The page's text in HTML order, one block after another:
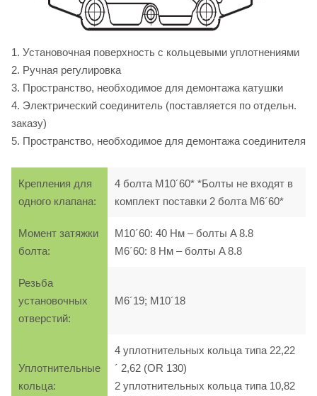
1. Установочная поверхность с кольцевыми уплотнениями
2. Ручная регулировка
3. Пространство, необходимое для демонтажа катушки
4. Электрический соединитель (поставляется по отдельн.
заказу)
5. Пространство, необходимое для демонтажа соединителя
Крепления для
одного клапана:
4 болта M10´60* *Болты не входят в
комплект поставки 2 болта M6´60*
Момент затяжки
болта:
M10´60: 40 Нм – болты A 8.8
M6´60: 8 Нм – болты A 8.8
Резьба
установочных
отверстий:
M6´19; M10´18
Уплотнительные
кольца:
4 уплотнительных кольца типа 22,22
´ 2,62 (OR 130)
2 уплотнительных кольца типа 10,82